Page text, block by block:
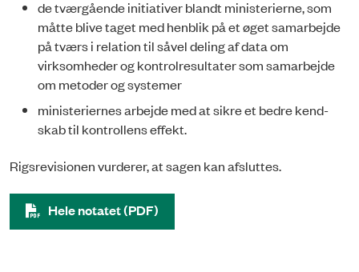
de tværgående initiativer blandt ministerierne, som
måtte blive taget med henblik på et øget samar­bejde
på tværs i relation til såvel deling af data om
virksomheder og kontrolresultater som samarbej­de
om metoder og systemer
ministeriernes arbejde med at sikre et bedre kend­
skab til kontrollens effekt.
Rigsrevisionen vurderer, at sagen kan afsluttes.
Hele notatet (PDF)